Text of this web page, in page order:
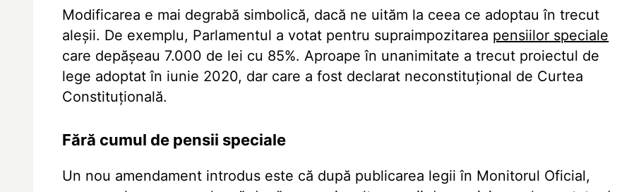
Modificarea e mai degrabă simbolică, dacă ne uităm la ceea ce adoptau în trecut
aleșii. De exemplu, Parlamentul a votat pentru supraimpozitarea pensiilor speciale
care depășeau 7.000 de lei cu 85%. Aproape în unanimitate a trecut proiectul de
lege adoptat în iunie 2020, dar care a fost declarat neconstituțional de Curtea
Constituțională.
Fără cumul de pensii speciale
Un nou amendament introdus este că după publicarea legii în Monitorul Oficial,